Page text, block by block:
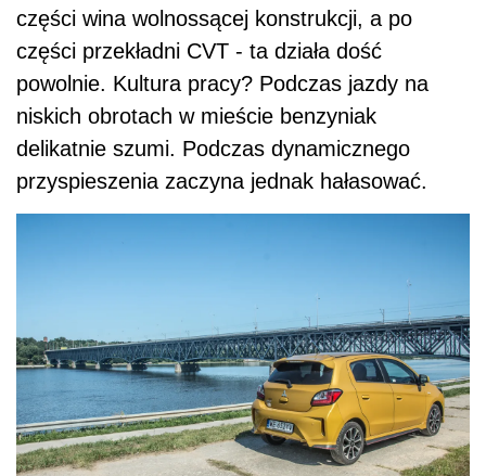
części wina wolnossącej konstrukcji, a po
części przekładni CVT - ta działa dość
powolnie. Kultura pracy? Podczas jazdy na
niskich obrotach w mieście benzyniak
delikatnie szumi. Podczas dynamicznego
przyspieszenia zaczyna jednak hałasować.